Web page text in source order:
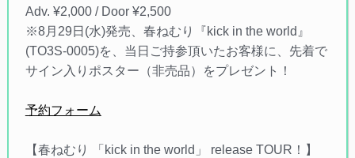
Adv. ¥2,000 / Door ¥2,500
※8月29日(水)発売、春ねむり『kick in the world』
(TO3S-0005)を、当日ご持参頂いたお客様に、先着で
サイン入りポスター（非売品）をプレゼント！
予約フォーム
【春ねむり 「kick in the world」 release TOUR！】